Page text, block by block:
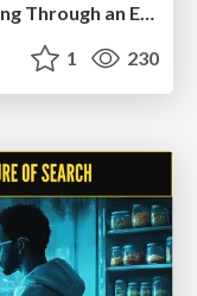
The innovator’s Mindset - Leading Through an Era of Exponential Change - McGill University 2025
1 230